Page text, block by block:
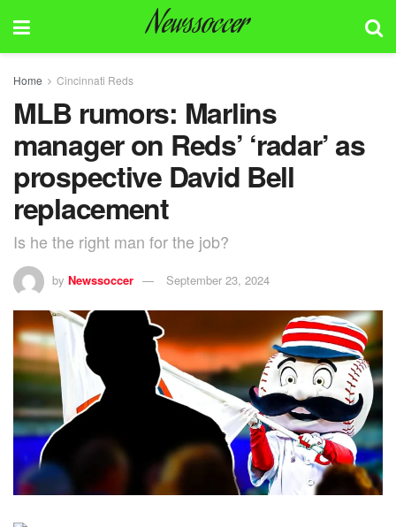
Newssoccer
Home Cincinnati Reds
MLB rumors: Marlins
manager on Reds’ ‘radar’ as
prospective David Bell
replacement
Is he the right man for the job?
by Newssoccer September 23, 2024